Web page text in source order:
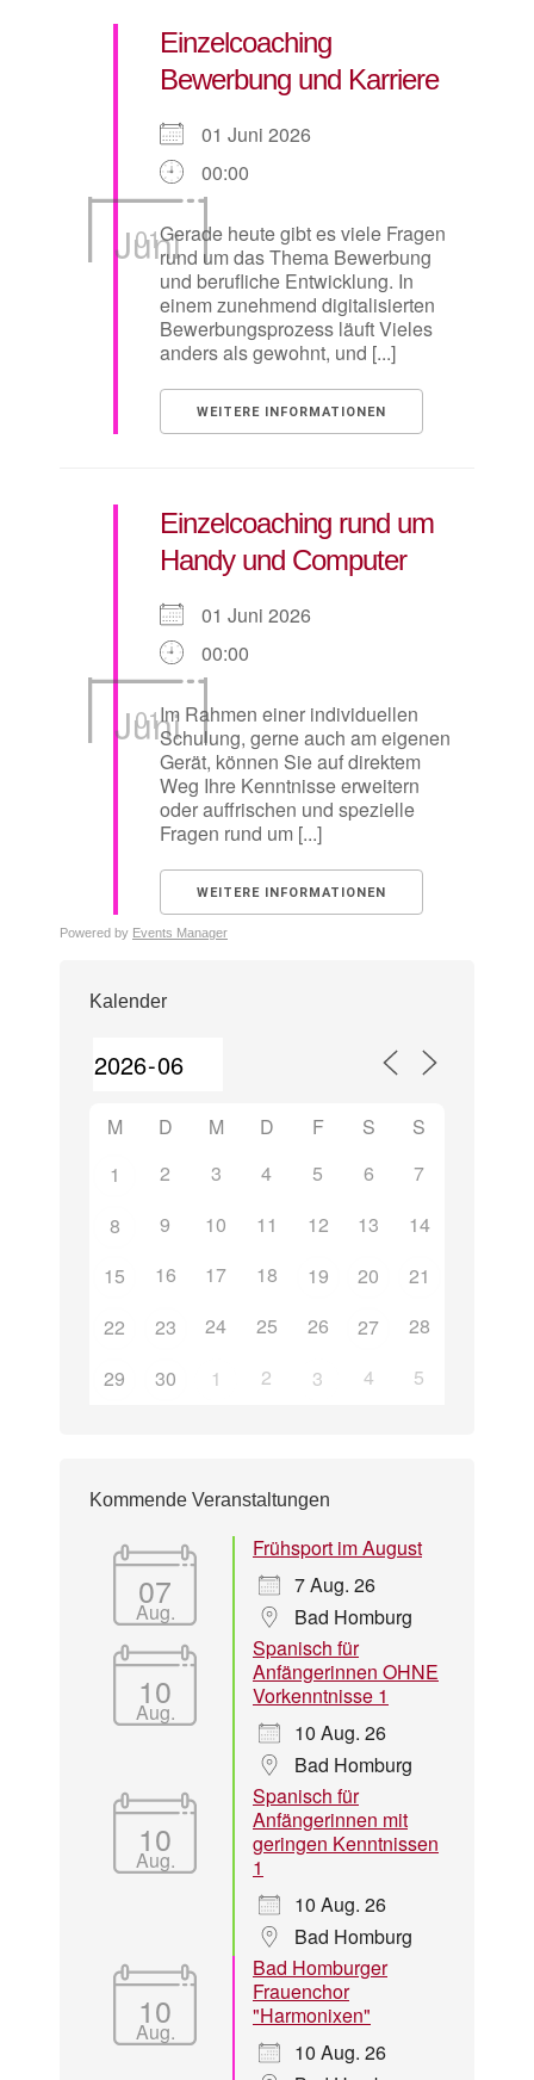
01
Juni
Einzelcoaching
Bewerbung und Karriere
01 Juni 2026
00:00
Gerade heute gibt es viele Fragen
rund um das Thema Bewerbung
und berufliche Entwicklung. In
einem zunehmend digitalisierten
Bewerbungsprozess läuft Vieles
anders als gewohnt, und [...]
WEITERE INFORMATIONEN
01
Juni
Einzelcoaching rund um
Handy und Computer
01 Juni 2026
00:00
Im Rahmen einer individuellen
Schulung, gerne auch am eigenen
Gerät, können Sie auf direktem
Weg Ihre Kenntnisse erweitern
oder auffrischen und spezielle
Fragen rund um [...]
WEITERE INFORMATIONEN
Powered by Events Manager
Kalender
M D M D F S
S
1
2 3 4 5 6
7
8
9 10 11 12 13
14
15
16 17 18 19 20
21
22
23 24 25 26 27
28
29
30 1 2 3 4 5
Kommende Veranstaltungen
07
Aug.
Frühsport im August
7 Aug. 26
Bad Homburg
10
Aug.
Spanisch für
Anfängerinnen OHNE
Vorkenntnisse 1
10 Aug. 26
Bad Homburg
10
Aug.
Spanisch für
Anfängerinnen mit
geringen Kenntnissen
1
10 Aug. 26
Bad Homburg
10
Aug.
Bad Homburger
Frauenchor
"Harmonixen"
10 Aug. 26